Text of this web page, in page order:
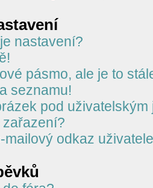
nastavení?
pásmo, ale je to
seznamu!
pod uživatelským
mailový odkaz